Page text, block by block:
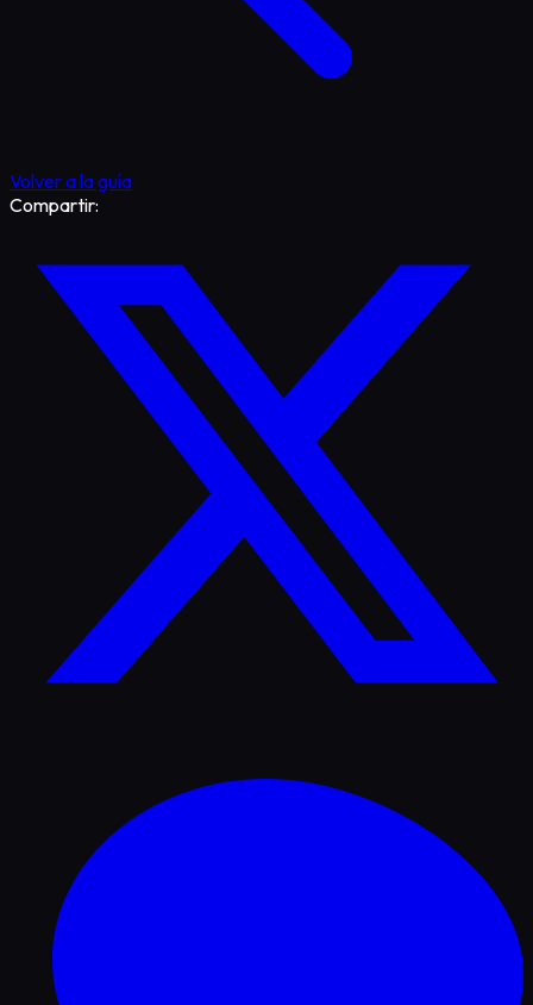
Volver a la guía
Compartir: